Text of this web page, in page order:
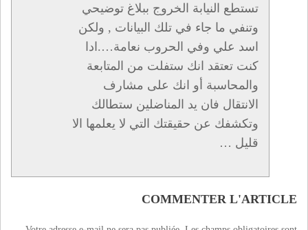
تستطع النيابة الخروج ببلاغ توضيحي
وتنفي ما جاء في تلك البيانات , ولكن
اسد علي وفي الحروب نعامة….ادا
كنت تعتقد انك ستفلت من المتابعة
والمحاسبة أو انك على مشارف
الانتقال فان يد المناضلين ستطالك
وتكشفك عن حقيقتك التي لا يعلمها الا
قليل …
COMMENTER L'ARTICLE